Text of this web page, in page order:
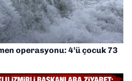
operasyonu: 4’ü çocuk 73